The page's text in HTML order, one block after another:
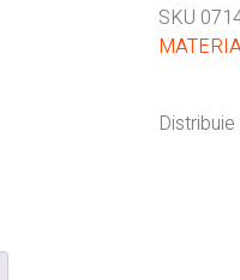
SKU